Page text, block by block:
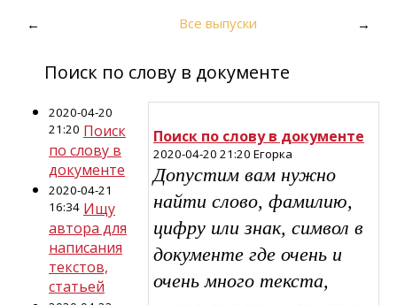
← Все выпуски →
Поиск по слову в документе
2020-04-20
21:20 Поиск
по слову в
документе
2020-04-21
16:34 Ищу
автора для
написания
текстов,
статьей
Поиск по слову в документе
2020-04-20 21:20 Егорка
Допустим вам нужно
найти слово, фамилию,
цифру или знак, символ в
документе где очень и
очень много текста,